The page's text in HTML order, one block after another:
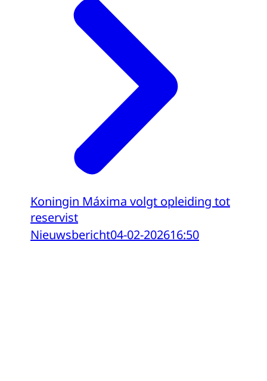
Koningin Máxima volgt opleiding tot
reservist
Nieuwsbericht04-02-202616:50